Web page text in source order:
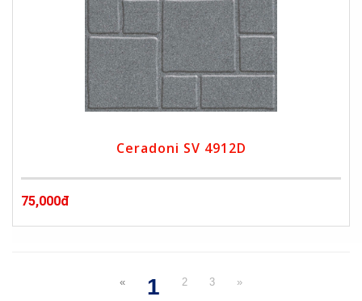
Ceradoni SV 4912D
75,000đ
«
1
2 3 »